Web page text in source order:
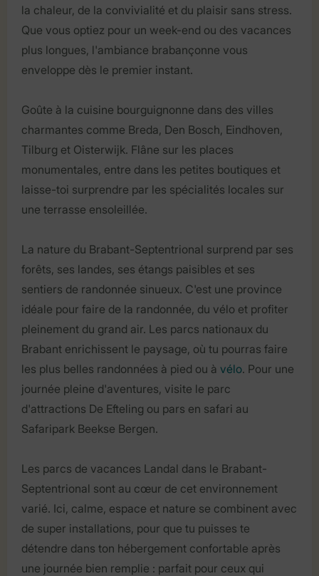
la chaleur, de la convivialité et du plaisir sans stress.
Que vous optiez pour un week-end ou des vacances
plus longues, l'ambiance brabançonne vous
enveloppe dès le premier instant.
Goûte à la cuisine bourguignonne dans des villes
charmantes comme Breda, Den Bosch, Eindhoven,
Tilburg et Oisterwijk. Flâne sur les places
monumentales, entre dans les petites boutiques et
laisse-toi surprendre par les spécialités locales sur
une terrasse ensoleillée.
La nature du Brabant-Septentrional surprend par ses
forêts, ses landes, ses étangs paisibles et ses
sentiers de randonnée sinueux. C'est une province
idéale pour faire de la randonnée, du vélo et profiter
pleinement du grand air. Les parcs nationaux du
Brabant enrichissent le paysage, où tu pourras faire
les plus belles randonnées à pied ou à vélo. Pour une
journée pleine d'aventures, visite le parc
d'attractions De Efteling ou pars en safari au
Safaripark Beekse Bergen.
Les parcs de vacances Landal dans le Brabant-
Septentrional sont au cœur de cet environnement
varié. Ici, calme, espace et nature se combinent avec
de super installations, pour que tu puisses te
détendre dans ton hébergement confortable après
une journée bien remplie : parfait pour ceux qui